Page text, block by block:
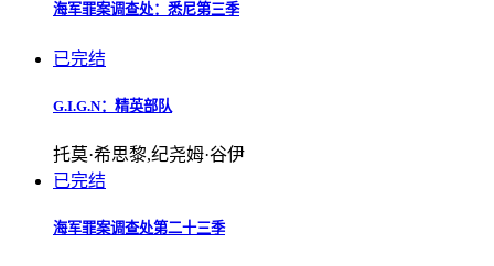
海军罪案调查处：悉尼第三季
已完结
G.I.G.N：精英部队
托莫·希思黎,纪尧姆·谷伊
已完结
海军罪案调查处第二十三季